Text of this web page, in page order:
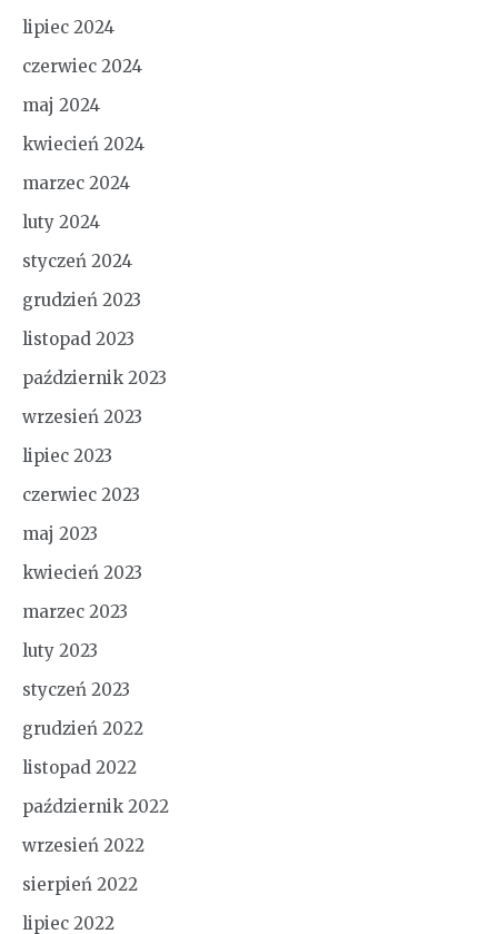
lipiec 2024
czerwiec 2024
maj 2024
kwiecień 2024
marzec 2024
luty 2024
styczeń 2024
grudzień 2023
listopad 2023
październik 2023
wrzesień 2023
lipiec 2023
czerwiec 2023
maj 2023
kwiecień 2023
marzec 2023
luty 2023
styczeń 2023
grudzień 2022
listopad 2022
październik 2022
wrzesień 2022
sierpień 2022
lipiec 2022